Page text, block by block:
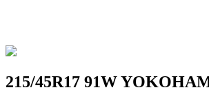
215/45R17 91W